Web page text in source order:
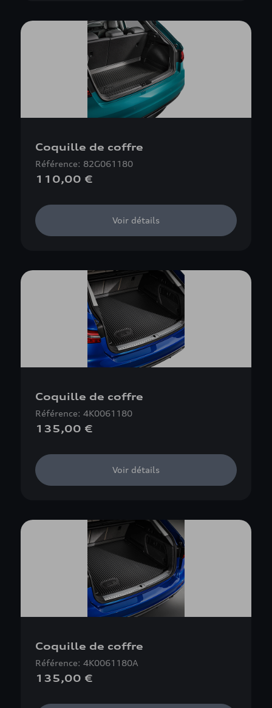
Coquille de coffre
Référence: 82G061180
110,00 €
Voir détails
Coquille de coffre
Référence: 4K0061180
135,00 €
Voir détails
Coquille de coffre
Référence: 4K0061180A
135,00 €